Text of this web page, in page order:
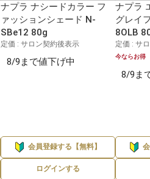
ナプラ ナシードカラー フ
ァッションシェード N-
SBe12 80g
定価 : サロン契約後表示
8/9まで値下げ中
会員登録する【無料】
ログインする
ナプラ
グレイ
8OLB
定価 : サ
今ならお得
8/9ま